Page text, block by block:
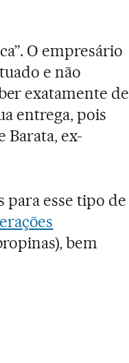
O empresário
e não
exatamente de
entrega, pois
Barata, ex-
para esse tipo de
bem